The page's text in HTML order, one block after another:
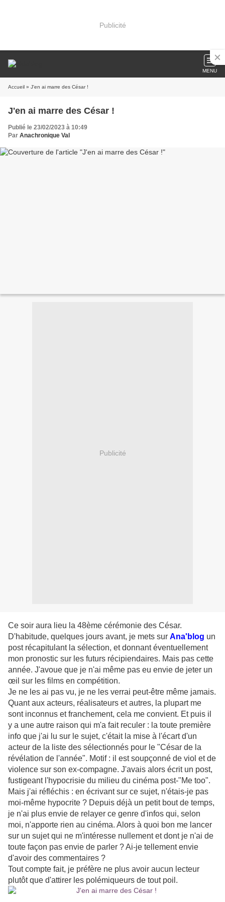
Publicité
MENU
Accueil » J'en ai marre des César !
J'en ai marre des César !
Publié le 23/02/2023 à 10:49
Par Anachronique Val
Publicité
Ce soir aura lieu la 48ème cérémonie des César.
D'habitude, quelques jours avant, je mets sur Ana'blog un
post récapitulant la sélection, et donnant éventuellement
mon pronostic sur les futurs récipiendaires. Mais pas cette
année. J'avoue que je n'ai même pas eu envie de jeter un
œil sur les films en compétition.
Je ne les ai pas vu, je ne les verrai peut-être même jamais.
Quant aux acteurs, réalisateurs et autres, la plupart me
sont inconnus et franchement, cela me convient. Et puis il
y a une autre raison qui m'a fait reculer : la toute première
info que j'ai lu sur le sujet, c'était la mise à l'écart d'un
acteur de la liste des sélectionnés pour le "César de la
révélation de l'année". Motif : il est soupçonné de viol et de
violence sur son ex-compagne. J'avais alors écrit un post,
fustigeant l'hypocrisie du milieu du cinéma post-"Me too".
Mais j'ai réfléchis : en écrivant sur ce sujet, n'étais-je pas
moi-même hypocrite ? Depuis déjà un petit bout de temps,
je n'ai plus envie de relayer ce genre d'infos qui, selon
moi, n'apporte rien au cinéma. Alors à quoi bon me lancer
sur un sujet qui ne m'intéresse nullement et dont je n'ai de
toute façon pas envie de parler ? Ai-je tellement envie
d'avoir des commentaires ?
Tout compte fait, je préfère ne plus avoir aucun lecteur
plutôt que d'attirer les polémiqueurs de tout poil.